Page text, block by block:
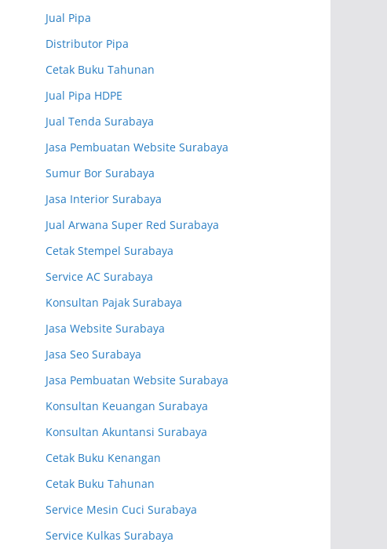
Jual Pipa
Distributor Pipa
Cetak Buku Tahunan
Jual Pipa HDPE
Jual Tenda Surabaya
Jasa Pembuatan Website Surabaya
Sumur Bor Surabaya
Jasa Interior Surabaya
Jual Arwana Super Red Surabaya
Cetak Stempel Surabaya
Service AC Surabaya
Konsultan Pajak Surabaya
Jasa Website Surabaya
Jasa Seo Surabaya
Jasa Pembuatan Website Surabaya
Konsultan Keuangan Surabaya
Konsultan Akuntansi Surabaya
Cetak Buku Kenangan
Cetak Buku Tahunan
Service Mesin Cuci Surabaya
Service Kulkas Surabaya